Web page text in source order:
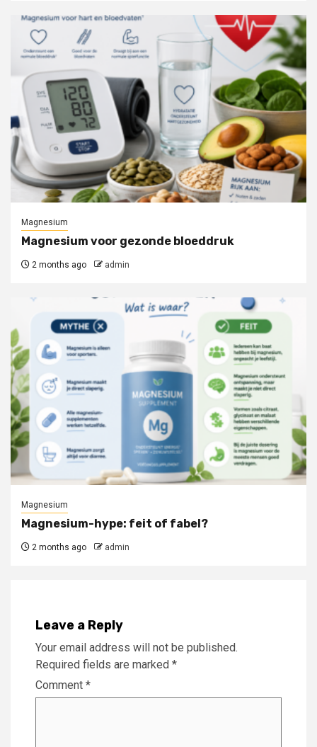
Magnesium
Magnesium voor gezonde bloeddruk
2 months ago admin
Magnesium
Magnesium-hype: feit of fabel?
2 months ago admin
Leave a Reply
Your email address will not be published.
Required fields are marked *
Comment *